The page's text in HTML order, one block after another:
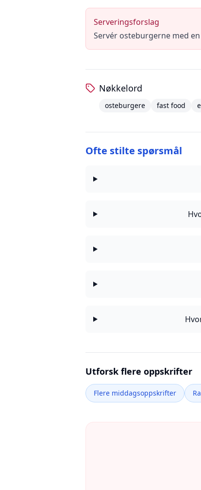
Serveringsforslag
Servér osteburgerne med
Nøkkelord
osteburgere fast food
Ofte stilte spørsmål
Utforsk flere oppskrifter
Flere middagsoppskrifter